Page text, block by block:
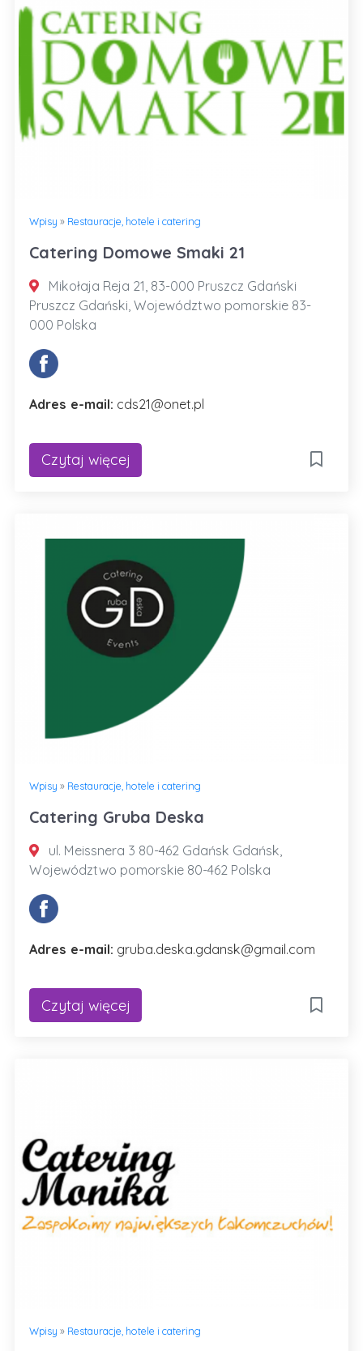
Wpisy » Restauracje, hotele i catering
Catering Domowe Smaki 21
Mikołaja Reja 21, 83-000 Pruszcz Gdański
Pruszcz Gdański, Województwo pomorskie 83-
000 Polska
Adres e-mail: cds21@onet.pl
Czytaj więcej
Wpisy » Restauracje, hotele i catering
Catering Gruba Deska
ul. Meissnera 3 80-462 Gdańsk Gdańsk,
Województwo pomorskie 80-462 Polska
Adres e-mail: gruba.deska.gdansk@gmail.com
Czytaj więcej
Wpisy » Restauracje, hotele i catering